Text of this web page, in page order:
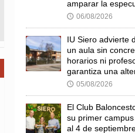
amparar la
🕔 06/08/2026
IU Siero advierte
un aula sin
horarios ni
garantiza una
🕔 05/08/2026
El Club
su primer
al 4 de